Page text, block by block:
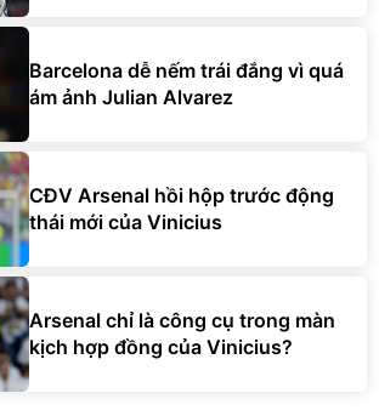
Barcelona dễ nếm trái đắng vì quá
ám ảnh Julian Alvarez
CĐV Arsenal hồi hộp trước động
thái mới của Vinicius
Arsenal chỉ là công cụ trong màn
kịch hợp đồng của Vinicius?